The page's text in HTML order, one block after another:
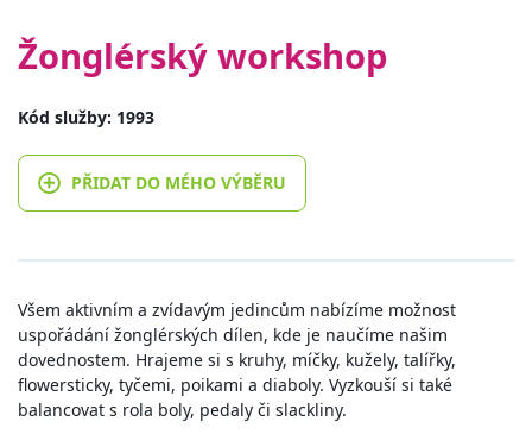
Žonglérský workshop
Kód služby: 1993
PŘIDAT DO MÉHO VÝBĚRU
Všem aktivním a zvídavým jedincům nabízíme možnost
uspořádání žonglérských dílen, kde je naučíme našim
dovednostem. Hrajeme si s kruhy, míčky, kužely, talířky,
flowersticky, tyčemi, poikami a diaboly. Vyzkouší si také
balancovat s rola boly, pedaly či slackliny.